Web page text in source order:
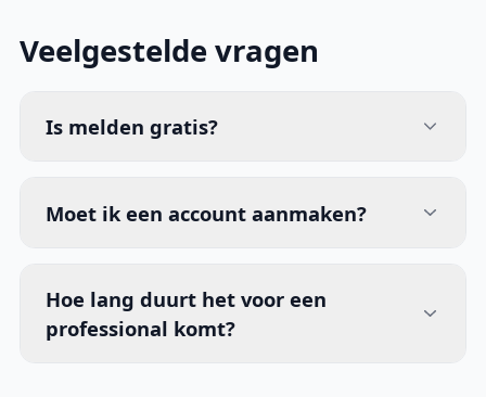
Veelgestelde vragen
Is melden gratis?
Moet ik een account aanmaken?
Hoe lang duurt het voor een
professional komt?